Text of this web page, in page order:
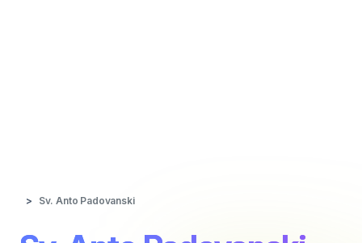
Sv. Anto Padovanski